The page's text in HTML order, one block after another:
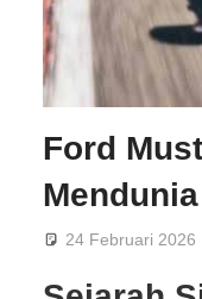
Ford
Mendunia
24 Februari 2026